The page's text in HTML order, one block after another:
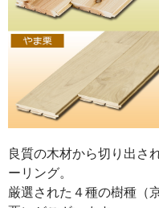
良質の木材から切り出さ
ーリング。
厳選された４種の樹種（